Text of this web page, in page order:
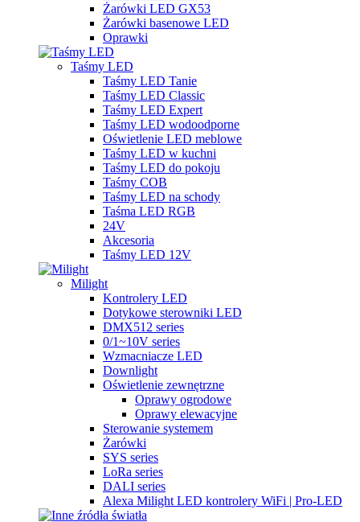
Żarówki LED GX53
Żarówki basenowe LED
Oprawki
Taśmy LED
Taśmy LED Tanie
Taśmy LED Classic
Taśmy LED Expert
Taśmy LED wodoodporne
Oświetlenie LED meblowe
Taśmy LED w kuchni
Taśmy LED do pokoju
Taśmy COB
Taśmy LED na schody
Taśma LED RGB
24V
Akcesoria
Taśmy LED 12V
Milight
Kontrolery LED
Dotykowe sterowniki LED
DMX512 series
0/1~10V series
Wzmacniacze LED
Downlight
Oświetlenie zewnętrzne
Oprawy ogrodowe
Oprawy elewacyjne
Sterowanie systemem
Żarówki
SYS series
LoRa series
DALI series
Alexa Milight LED kontrolery WiFi | Pro-LED